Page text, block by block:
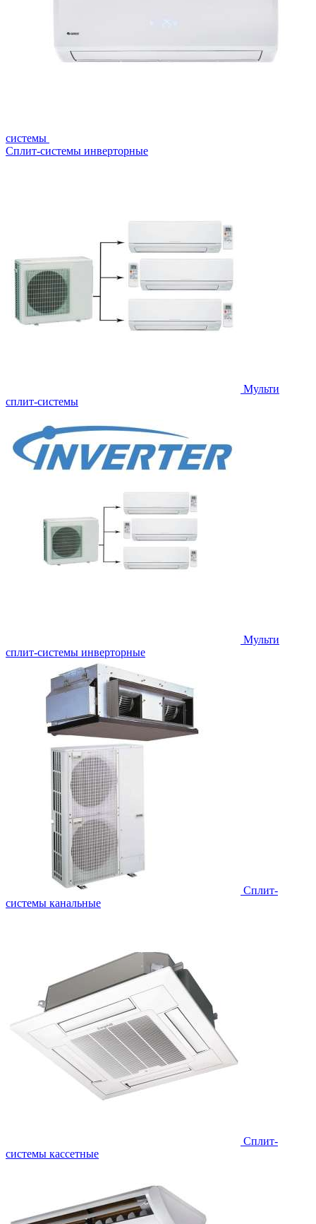
системы
Сплит-системы инверторные
Мульти
сплит-системы
Мульти
сплит-системы инверторные
Сплит-
системы канальные
Сплит-
системы кассетные